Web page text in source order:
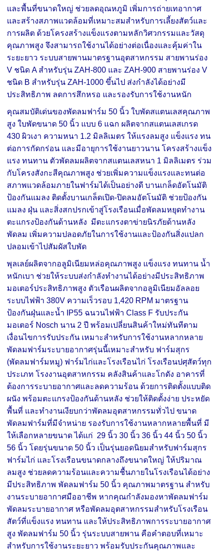
และพื้นที่ขนาดใหญ่ ช่วยลดอุณหภูมิ เพิ่มการถ่ายเทอากาศ
และสร้างสภาพแวดล้อมที่เหมาะสมสำหรับการเลี้ยงสัตว์และ
การผลิต ด้วยโครงสร้างแข็งแรงตามหลักวิศวกรรมและวัสดุ
คุณภาพสูง จึงสามารถใช้งานได้อย่างต่อเนื่องและคุ้มค่าใน
ระยะยาว ระบบสายพานมาตรฐานอุตสาหกรรม สายพานร่อง
V ชนิด A สำหรับรุ่น ZAH-800 และ ZAH-900 สายพานร่อง V
ชนิด B สำหรับรุ่น ZAH-1000 ขึ้นไป ส่งกำลังได้อย่างมี
ประสิทธิภาพ ลดการสึกหรอ และรองรับการใช้งานหนัก
คุณสมบัติเด่นของพัดลมฟาร์ม 50 นิ้ว ใบพัดสแตนเลสคุณภาพ
สูง ใบพัดขนาด 50 นิ้ว แบบ 6 แฉก ผลิตจากสแตนเลสเกรด
430 ผิวเงา ความหนา 1.2 มิลลิเมตร ให้แรงลมสูง แข็งแรง ทน
ต่อการกัดกร่อน และมีอายุการใช้งานยาวนาน โครงสร้างแข็ง
แรง ทนทาน ตัวพัดลมผลิตจากสแตนเลสหนา 1 มิลลิเมตร ร่วม
กับโครงสังกะสีคุณภาพสูง ช่วยเพิ่มความแข็งแรงและทนต่อ
สภาพแวดล้อมภายในฟาร์มได้เป็นอย่างดี บานเกล็ดอัตโนมัติ
ป้องกันแมลง ติดตั้งบานเกล็ดเปิด-ปิดลมอัตโนมัติ ช่วยป้องกัน
แมลง ฝุ่น และสิ่งสกปรกเข้าสู่โรงเรือนเมื่อพัดลมหยุดทำงาน
ตะแกรงป้องกันด้านหลัง มีตะแกรงตาข่ายนิรภัยด้านหลัง
พัดลม เพิ่มความปลอดภัยในการใช้งานและป้องกันสิ่งแปลก
ปลอมเข้าไปสัมผัสใบพัด
พุลเลย์ผลิตจากอลูมิเนียมหล่อคุณภาพสูง แข็งแรง ทนทาน น้ำ
หนักเบา ช่วยให้ระบบส่งกำลังทำงานได้อย่างมีประสิทธิภาพ
มอเตอร์ประสิทธิภาพสูง ตัวเรือนผลิตจากอลูมิเนียมอัลลอย
ระบบไฟฟ้า 380V ความเร็วรอบ 1,420 RPM มาตรฐาน
ป้องกันฝุ่นและน้ำ IP55 ฉนวนไฟฟ้า Class F รับประกัน
มอเตอร์ Nosch นาน 2 ปี พร้อมเปลี่ยนสินค้าใหม่ทันทีตาม
เงื่อนไขการรับประกัน เหมาะสำหรับการใช้งานหลากหลาย
พัดลมฟาร์มระบายอากาศรุ่นนี้เหมาะสำหรับ ฟาร์มสุกร
(พัดลมฟาร์มหมู) ฟาร์มไก่และโรงเรือนไก่ โรงเรือนปศุสัตว์ทุก
ประเภท โรงงานอุตสาหกรรม คลังสินค้าและโกดัง อาคารที่
ต้องการระบายอากาศและลดความร้อน ด้วยการติดตั้งแบบติด
ผนัง พร้อมตะแกรงป้องกันด้านหลัง ช่วยให้ติดตั้งง่าย ประหยัด
พื้นที่ และทำงานเงียบกว่าพัดลมอุตสาหกรรมทั่วไป ขนาด
พัดลมฟาร์มที่มีจำหน่าย รองรับการใช้งานหลากหลายพื้นที่ มี
ให้เลือกหลายขนาด ได้แก่ 29 นิ้ว 30 นิ้ว 36 นิ้ว 44 นิ้ว 50 นิ้ว
56 นิ้ว โดยรุ่นขนาด 50 นิ้ว เป็นรุ่นยอดนิยมสำหรับฟาร์มสุกร
ฟาร์มไก่ และโรงเรือนขนาดกลางถึงขนาดใหญ่ ให้ปริมาณ
ลมสูง ช่วยลดความร้อนและความชื้นภายในโรงเรือนได้อย่าง
มีประสิทธิภาพ พัดลมฟาร์ม 50 นิ้ว คุณภาพมาตรฐาน สำหรับ
งานระบายอากาศมืออาชีพ หากคุณกำลังมองหาพัดลมฟาร์ม
พัดลมระบายอากาศ หรือพัดลมอุตสาหกรรมสำหรับโรงเรือน
สัตว์ที่แข็งแรง ทนทาน และให้ประสิทธิภาพการระบายอากาศ
สูง พัดลมฟาร์ม 50 นิ้ว รุ่นระบบสายพาน คือคำตอบที่เหมาะ
สำหรับการใช้งานระยะยาว พร้อมรับประกันคุณภาพและ